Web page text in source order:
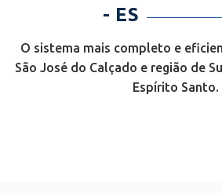
- ES
O sistema mais completo e
São José do Calçado e região de
Espírito Santo.